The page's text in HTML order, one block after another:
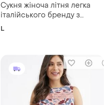
Сукня жіноча літня легка
італійського бренду з
квітковим принтом
L